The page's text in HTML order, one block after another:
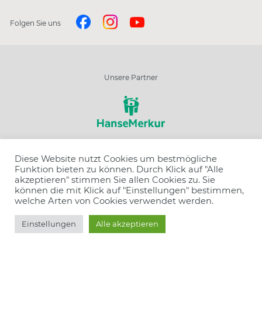
Resort wählen
Angebot wählen
Anzahl Personen
Buchen
Folgen Sie uns
Unsere Partner
Wir sind ausgezeichnet
Diese Website nutzt Cookies um bestmögliche
Funktion bieten zu können. Durch Klick auf "Alle
akzeptieren" stimmen Sie allen Cookies zu. Sie
können die mit Klick auf "Einstellungen" bestimmen,
welche Arten von Cookies verwendet werden.
Einstellungen Alle akzeptieren